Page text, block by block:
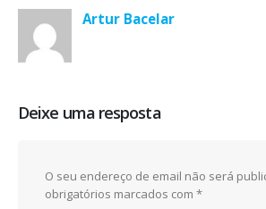
Artur Bacelar
Deixe uma resposta
O seu endereço de email não será
obrigatórios marcados com *